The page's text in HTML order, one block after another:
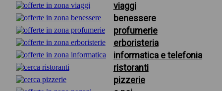
viaggi
benessere
profumerie
erboristeria
informatica e telefonia
ristoranti
pizzerie